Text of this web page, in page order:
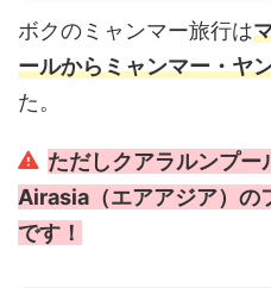
ボクのミャンマー旅行は
ールからミャンマー・ヤ
た。
ただしクアラルンプ
Airasia（エアアジア）の
です！